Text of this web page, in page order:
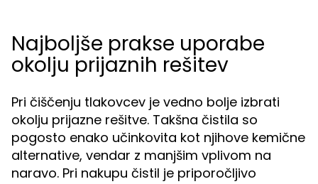
Najboljše prakse uporabe
okolju prijaznih rešitev
Pri čiščenju tlakovcev je vedno bolje izbrati
okolju prijazne rešitve. Takšna čistila so
pogosto enako učinkovita kot njihove kemične
alternative, vendar z manjšim vplivom na
naravo. Pri nakupu čistil je priporočljivo